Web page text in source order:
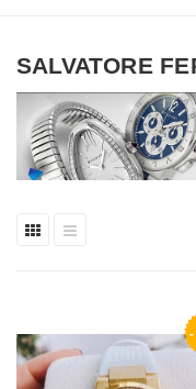
SALVATORE
-